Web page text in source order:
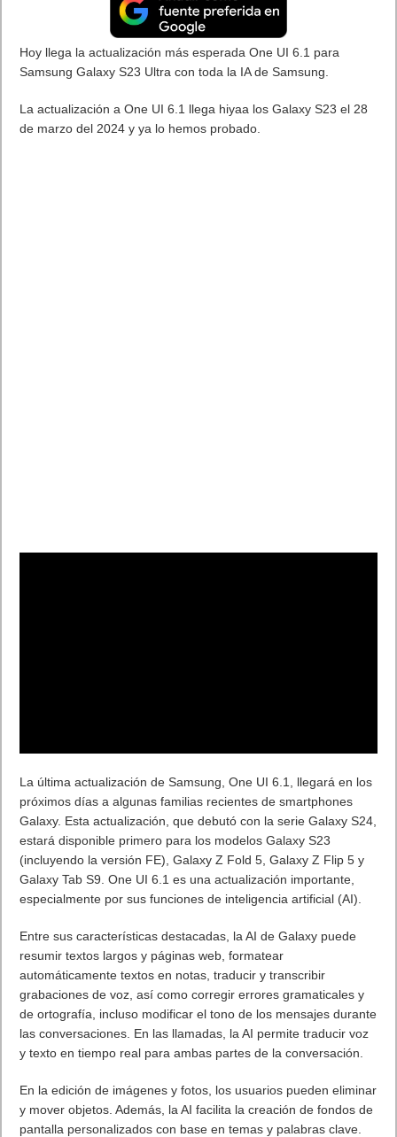
Hoy llega la actualización más esperada One UI 6.1 para
Samsung Galaxy S23 Ultra con toda la IA de Samsung.
La actualización a One UI 6.1 llega hiyaa los Galaxy S23 el 28
de marzo del 2024 y ya lo hemos probado.
La última actualización de Samsung, One UI 6.1, llegará en los
próximos días a algunas familias recientes de smartphones
Galaxy. Esta actualización, que debutó con la serie Galaxy S24,
estará disponible primero para los modelos Galaxy S23
(incluyendo la versión FE), Galaxy Z Fold 5, Galaxy Z Flip 5 y
Galaxy Tab S9. One UI 6.1 es una actualización importante,
especialmente por sus funciones de inteligencia artificial (AI).
Entre sus características destacadas, la AI de Galaxy puede
resumir textos largos y páginas web, formatear
automáticamente textos en notas, traducir y transcribir
grabaciones de voz, así como corregir errores gramaticales y
de ortografía, incluso modificar el tono de los mensajes durante
las conversaciones. En las llamadas, la AI permite traducir voz
y texto en tiempo real para ambas partes de la conversación.
En la edición de imágenes y fotos, los usuarios pueden eliminar
y mover objetos. Además, la AI facilita la creación de fondos de
pantalla personalizados con base en temas y palabras clave.